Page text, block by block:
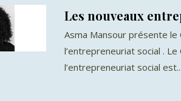
Les nouveaux
Asma Mansour présente
l’entrepreneuriat social .
l’entrepreneuriat social